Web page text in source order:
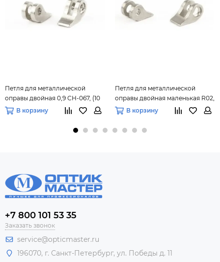
Петля для металлической
оправы двойная 0,9 СH-067, (10
шт.) уп.В корзину
Петля для металлической
оправы двойная маленькая R02,
100 шт.В корзину
+7 800 101 53 35
Заказать звонок
service@opticmaster.ru
196070, г. Санкт-Петербург, ул. Победы д. 11